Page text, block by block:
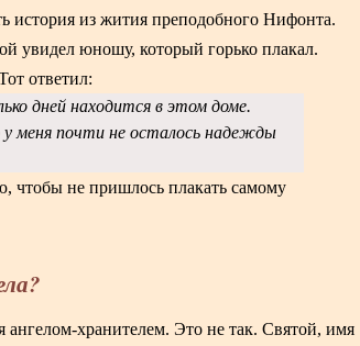
история из жития преподобного Нифонта.
увидел юношу, который горько плакал.
ответил:
дней находится в этом доме.
у меня почти не осталось надежды
чтобы не пришлось плакать самому
хранителем. Это не так. Святой, имя